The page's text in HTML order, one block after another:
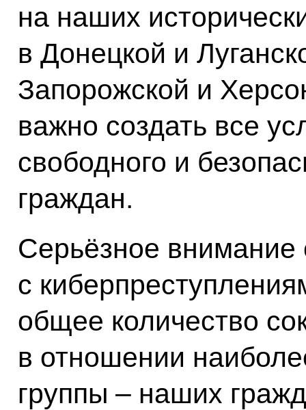
на наших
в Донецкой и
Запорожской и
важно создать все
свободного и
граждан.
Серьёзное внимание
с
общее количество
в отношении
группы – наших